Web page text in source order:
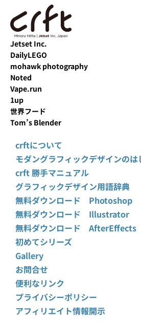
Jetset Inc.
DailyLEGO
mohawk photography
Noted
Vape.run
1up
世界フード
Tom’s Blender
crftについて
モダングラフィックデザインのは
crft 勝手マニュアル
グラフィックデザイン用語辞典
無料ダウンロード Photoshop
無料ダウンロード Illustrator
無料ダウンロード AfterEffects
初めてシリーズ
Gallery
お問合せ
便利なリンク
プライバシーポリシー
アフィリエイト情報開示